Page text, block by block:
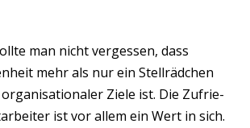
man nicht ver­ges­sen, dass
mehr als nur ein Stell­räd­chen
Zie­le ist. Die Zufrie­
ist vor allem ein Wert in sich.